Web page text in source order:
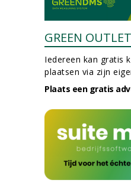
GREEN OUTLET
Iedereen kan gratis
plaatsen via zijn
Plaats een gratis